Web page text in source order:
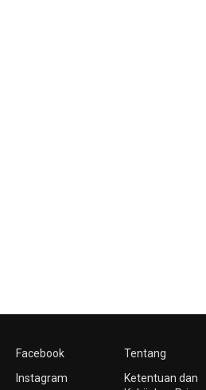
Facebook
Instagram
Tentang
Ketentuan dan